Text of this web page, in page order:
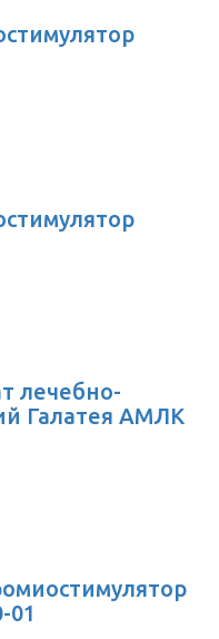
лечебно-
Галатея АМЛК
01